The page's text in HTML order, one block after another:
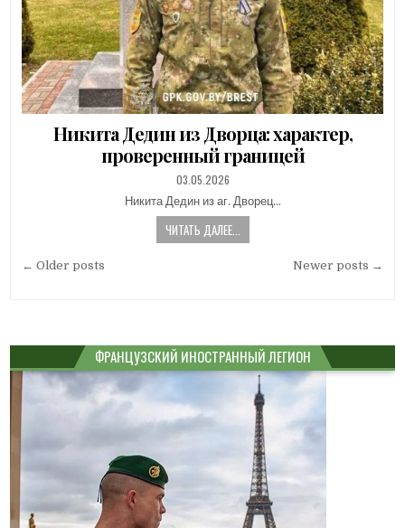
Никита Дедин из Дворца: характер,
проверенный границей
PUBLISHED
DATE:
03.05.2026
Никита Дедин из аг. Дворец…
ЧИТАТЬ ДАЛЕЕ...
Навигация
← Older posts Newer posts →
ФРАНЦУЗСКИЙ ИНОСТРАННЫЙ ЛЕГИОН